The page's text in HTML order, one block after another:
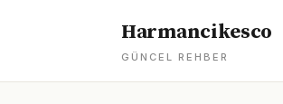
Harmancikesco
GÜNCEL REHBER